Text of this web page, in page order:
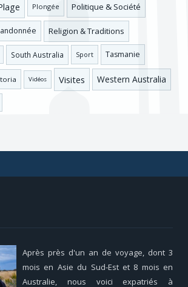
Plongée Politique & Société
Religion & Traditions
South Australia Sport Tasmanie
Vidéos Visites Western Australia
Après près d'un an de voyage, dont 3
mois en Asie du Sud-Est et 8 mois en
Australie, nous voici expatriés à